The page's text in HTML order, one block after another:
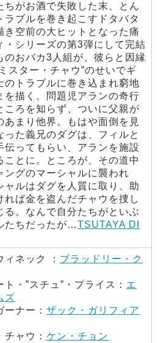
ちがお酒で失敗した末、とん
ラブルを巻き起こすドタバタ
き空前の大ヒットとなった痛
・シリーズの第3弾にして完結
のおバカ3人組が、彼らと因縁
スター・チャウ”のせいでギ
のトラブルに巻き込まれ窮地
を描く。問題児アランの奇行
ころを知らず、ついに父親が
あまり他界。もはや面倒を見
った義兄のダグは、フィルと
伝ってもらい、アランを施設
ことに。ところが、その道中
ングのマーシャルに襲われ
ャルはダグを人質に取り、助
れば金を盗んだチャウを捜し
る。なんで自分たちがといぶ
たちだったが…TSUTAYA DI
ィネック ： ブラッドリー・ク
ト・”スチュ”・プライス： エ
ズ
ーナー： ザック・ガリフィア
チャウ： ケン・チョン